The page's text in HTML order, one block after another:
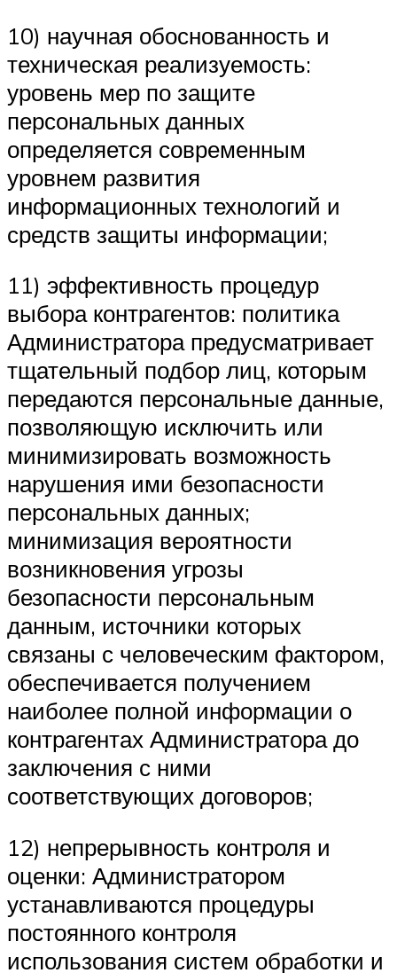
10) научная обоснованность и
техническая реализуемость:
уровень мер по защите
персональных данных
определяется современным
уровнем развития
информационных технологий и
средств защиты информации;
11) эффективность процедур
выбора контрагентов: политика
Администратора предусматривает
тщательный подбор лиц, которым
передаются персональные данные,
позволяющую исключить или
минимизировать возможность
нарушения ими безопасности
персональных данных;
минимизация вероятности
возникновения угрозы
безопасности персональным
данным, источники которых
связаны с человеческим фактором,
обеспечивается получением
наиболее полной информации о
контрагентах Администратора до
заключения с ними
соответствующих договоров;
12) непрерывность контроля и
оценки: Администратором
устанавливаются процедуры
постоянного контроля
использования систем обработки и